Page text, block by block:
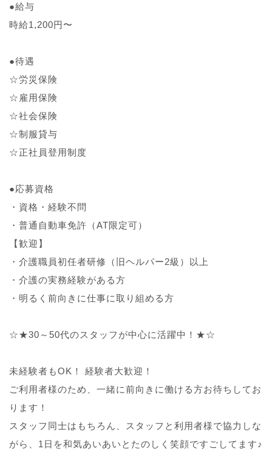
●給与
時給1,200円〜
●待遇
☆労災保険
☆雇用保険
☆社会保険
☆制服貸与
☆正社員登用制度
●応募資格
・資格・経験不問
・普通自動車免許（AT限定可）
【歓迎】
・介護職員初任者研修（旧ヘルパー2級）以上
・介護の実務経験がある方
・明るく前向きに仕事に取り組める方
☆★30～50代のスタッフが中心に活躍中！★☆
未経験者もOK！ 経験者大歓迎！
ご利用者様のため、一緒に前向きに働ける方お待ちしてお
ります！
スタッフ同士はもちろん、スタッフと利用者様で協力しな
がら、1日を和気あいあいとたのしく笑顔ですごしてます♪